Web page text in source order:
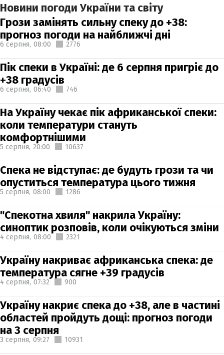
Новини погоди України та світу
Грози замінять сильну спеку до +38:
прогноз погоди на найближчі дні
6 серпня, 08:00 2776
Пік спеки в Україні: де 6 серпня пригріє до
+38 градусів
6 серпня, 06:40 746
На Україну чекає пік африканської спеки:
коли температури стануть
комфортнішими
5 серпня, 20:00 10637
Спека не відступає: де будуть грози та чи
опуститься температура цього тижня
5 серпня, 08:00 1286
"Спекотна хвиля" накрила Україну:
синоптик розповів, коли очікуються зміни
4 серпня, 08:00 2321
Україну накриває африканська спека: де
температура сягне +39 градусів
4 серпня, 07:32 900
Україну накриє спека до +38, але в частині
областей пройдуть дощі: прогноз погоди
на 3 серпня
3 серпня, 09:27 10931